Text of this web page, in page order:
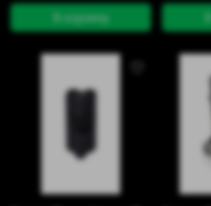
В корзину